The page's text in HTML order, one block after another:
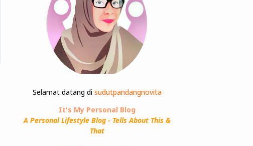
Selamat datang di sudutpandangnovita
It's My Personal Blog
A Personal Lifestyle Blog - Tells About This &
That